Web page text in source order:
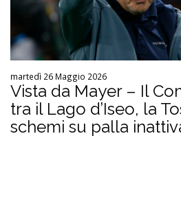
martedì 26 Maggio 2026
Vista da Mayer – Il
tra il Lago d’Iseo, la
schemi su palla